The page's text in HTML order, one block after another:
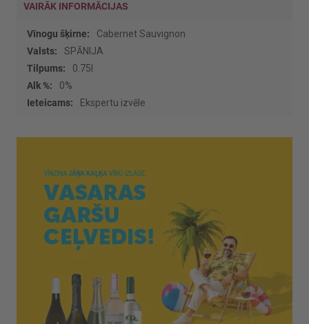
VAIRĀK INFORMĀCIJAS
Vairāk
informācijas
Cabernet Sauvignon
SPĀNIJA
0.75l
0%
Ekspertu izvēle